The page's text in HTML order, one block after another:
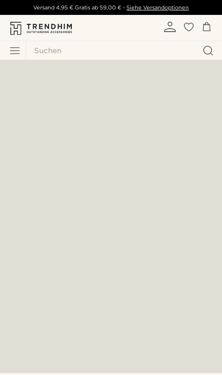
Suchen
Versand 4,95 € Gratis ab59,00 € - Siehe Versandoptionen